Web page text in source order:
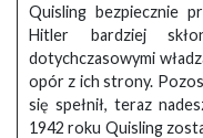
Quisling bezpiecznie
Hitler bardziej
dotychczasowymi
opór z ich strony.
się spełnił, teraz
1942 roku Quisling